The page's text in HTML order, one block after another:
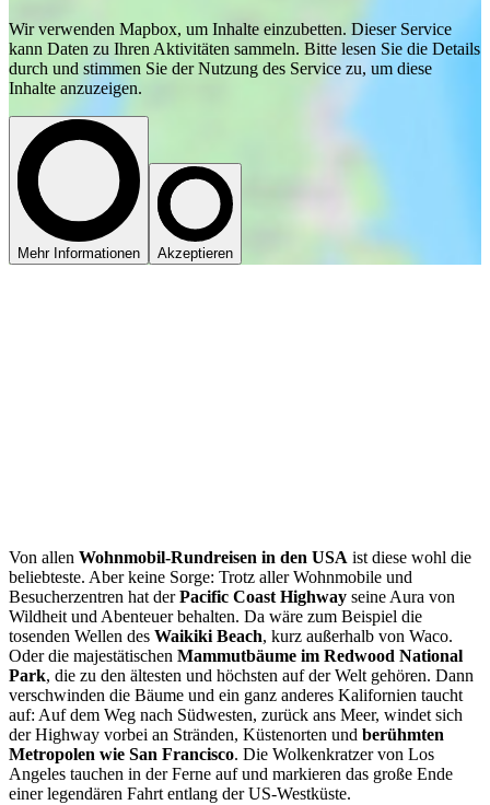
Wir verwenden Mapbox, um Inhalte einzubetten. Dieser Service
kann Daten zu Ihren Aktivitäten sammeln. Bitte lesen Sie die Details
durch und stimmen Sie der Nutzung des Service zu, um diese
Inhalte anzuzeigen.
Mehr Informationen Akzeptieren
Von allen Wohnmobil-Rundreisen in den USA ist diese wohl die
beliebteste. Aber keine Sorge: Trotz aller Wohnmobile und
Besucherzentren hat derPacific Coast Highway seine Aura von
Wildheit und Abenteuer behalten. Da wäre zum Beispiel die
tosenden Wellen des Waikiki Beach, kurz außerhalb von Waco.
Oder die majestätischen Mammutbäume im Redwood National
Park, die zu den ältesten und höchsten auf der Welt gehören. Dann
verschwinden die Bäume und ein ganz anderes Kalifornien taucht
auf: Auf dem Weg nach Südwesten, zurück ans Meer, windet sich
der Highway vorbei an Stränden, Küstenorten und berühmten
Metropolen wie San Francisco. Die Wolkenkratzer von Los
Angeles tauchen in der Ferne auf und markieren das große Ende
einer legendären Fahrt entlang der US-Westküste.